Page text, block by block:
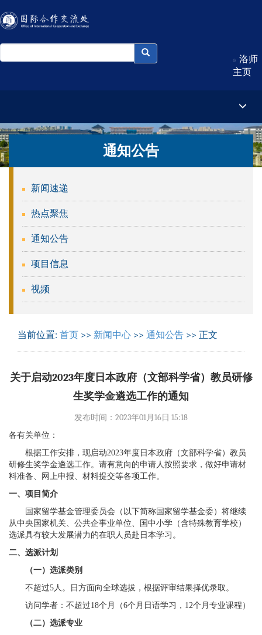
洛师
主页
通知公告
新闻速递
热点聚焦
通知公告
项目信息
视频
当前位置: 首页 >> 新闻中心 >> 通知公告 >> 正文
关于启动2023年度日本政府（文部科学省）教员研修
生奖学金遴选工作的通知
发布时间：2023年01月16日 15:18
各有关单位 ：
根据工作安排，现启动2023年度日本政府（文部科学省）教员
研修生奖学金遴选工作。请有意向的申请人按照要求，做好申请材
料准备、网上申报、材料提交等各项工作。
一、项目简介
国家留学基金管理委员会（以下简称国家留学基金委）将继续
从中央国家机关、公共企事业单位、国中小学（含特殊教育学校）
选派具有较大发展潜力的在职人员赴日本学习。
二、选派计划
（一）选派类别
不超过5 人。日方面向全球选拔，根据评审结果择优录取。
访问学者：不超过18个月（6个月日语学习， 12个月专业课程）
（二） 选派专业